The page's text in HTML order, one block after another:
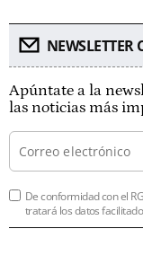
NEWSLETTER
Apúntate a la
las noticias más
De conformidad con el
tratará los datos